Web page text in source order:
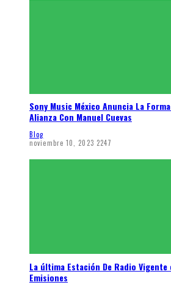
Sony Music México Anuncia La
Alianza Con Manuel Cuevas
Blog
noviembre 10, 2023 2247
La última Estación De Radio
Emisiones